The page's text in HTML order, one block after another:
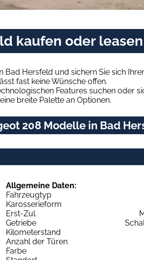
kaufen oder leasen
Hersfeld und sichern Sie sich
fast keine Wünsche offen.
Features suchen oder
breite Palette an Optionen.
208 Modelle in Bad
Allgemeine Daten:
Fahrzeugtyp
Karosserieform
Erst-Zul.
Getriebe
Kilometerstand
Anzahl der Türen
Farbe